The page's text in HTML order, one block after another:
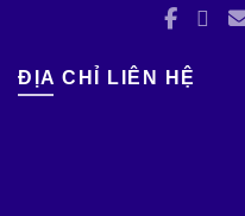
ĐỊA CHỈ LIÊN HỆ